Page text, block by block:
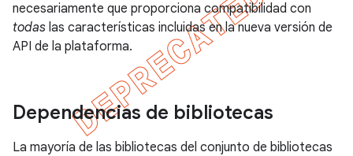
necesariamente que proporciona compatibilidad con
todas las características incluidas en la nueva versión de
API de la plataforma.
Dependencias de bibliotecas
La mayoría de las bibliotecas del conjunto de bibliotecas